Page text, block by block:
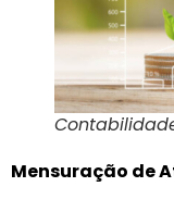
Mensuração de